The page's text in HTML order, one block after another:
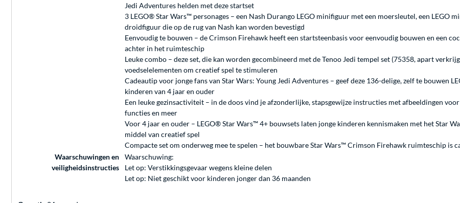
Jedi Adventures helden met deze startset
3 LEGO® Star Wars™ personages – een Nash Durango LEGO minifiguur met een moersleutel, een LEGO
droidfiguur die op de rug van Nash kan worden bevestigd
Eenvoudig te bouwen – de Crimson Firehawk heeft een startsteenbasis voor eenvoudig bouwen en een
achter in het ruimteschip
Leuke combo – deze set, die kan worden gecombineerd met de Tenoo Jedi tempel set (75358, apart
voedselelementen om creatief spel te stimuleren
Cadeautip voor jonge fans van Star Wars: Young Jedi Adventures – geef deze 136-delige, zelf te bouwen
kinderen van 4 jaar en ouder
Een leuke gezinsactiviteit – in de doos vind je afzonderlijke, stapsgewijze instructies met afbeeldingen
functies en meer
Voor 4 jaar en ouder – LEGO® Star Wars™ 4+ bouwsets laten jonge kinderen kennismaken met het Star
middel van creatief spel
Compacte set om onderweg mee te spelen – het bouwbare Star Wars™ Crimson Firehawk ruimteschip is
Waarschuwingen en
veiligheidsinstructies
Waarschuwing:
Let op: Verstikkingsgevaar wegens kleine delen
Let op: Niet geschikt voor kinderen jonger dan 36 maanden